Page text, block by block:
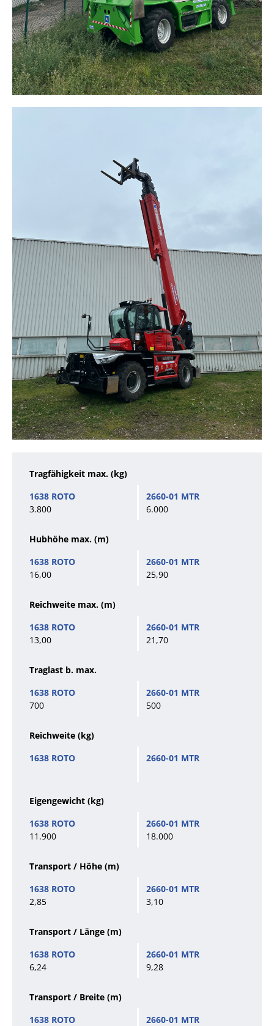
Tragfähigkeit max. (kg)
3.800 6.000
Hubhöhe max. (m)
16,00 25,90
Reichweite max. (m)
13,00 21,70
Traglast b. max.
700 500
Reichweite (kg)
Eigengewicht (kg)
11.900 18.000
Transport / Höhe (m)
2,85 3,10
Transport / Länge (m)
6,24 9,28
Transport / Breite (m)